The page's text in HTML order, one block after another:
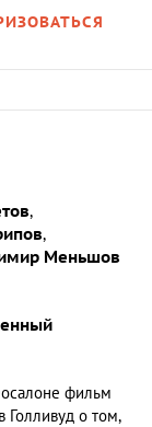
,
,
Меньшов
фильм
Голливуд о том,